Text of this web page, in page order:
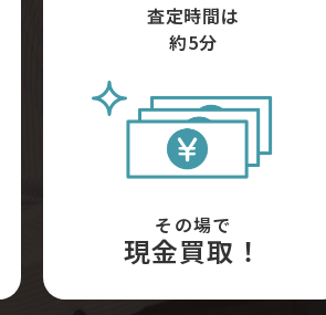
査定時間は
約5分
その場で
現金買取！